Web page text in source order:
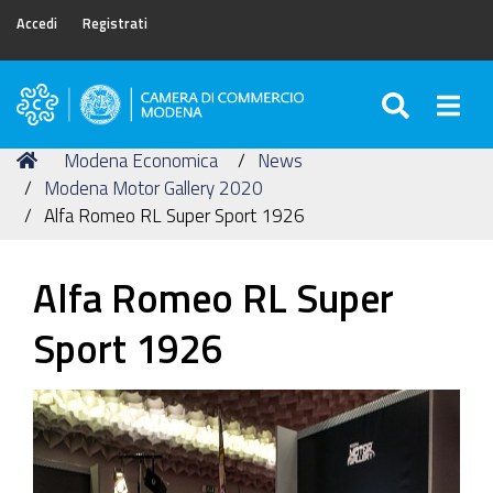
Accedi Registrati
Camera
Commercio
di
Modena
Tu
sei
qui:
Home
Modena Economica
News
Modena Motor Gallery 2020
Alfa Romeo RL Super Sport 1926
Alfa Romeo RL Super
Sport 1926